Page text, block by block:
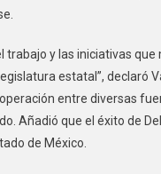
trabajo y las iniciativas que
estatal”, declaró
entre diversas
Añadió que el éxito de
de México.